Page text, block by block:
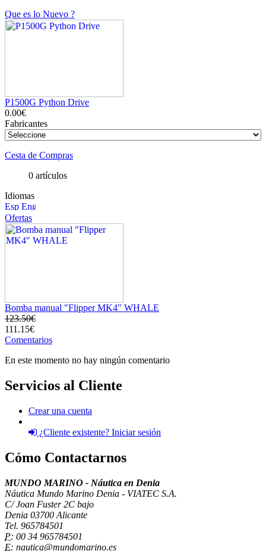
Que es lo Nuevo ?
P1500G Python Drive
0.00€
Fabricantes
Cesta de Compras
0 artículos
Idiomas
Ofertas
Bomba manual "Flipper MK4" WHALE
123.50€
111.15€
Comentarios
En este momento no hay ningún comentario
Servicios al Cliente
Crear una cuenta
¿Cliente existente? Iniciar sesión
Cómo Contactarnos
MUNDO MARINO - Náutica en Denia
Náutica Mundo Marino Denia - VIATEC S.A.
C/ Joan Fuster 2C bajo
Denia 03700 Alicante
Tel. 965784501
P: 00 34 965784501
E: nautica@mundomarino.es